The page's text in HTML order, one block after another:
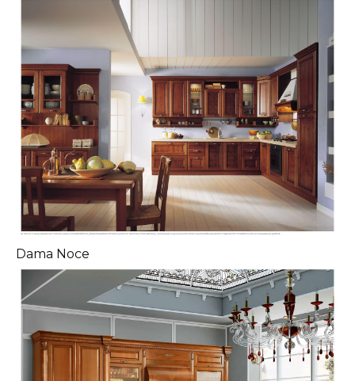
Dama Noce